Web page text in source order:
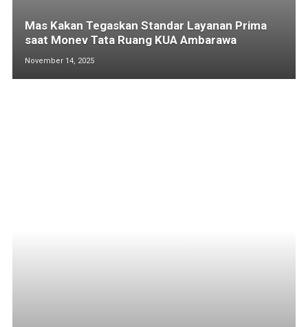
Mas Kakan Tegaskan Standar Layanan Prima
saat Monev Tata Ruang KUA Ambarawa
November 14, 2025